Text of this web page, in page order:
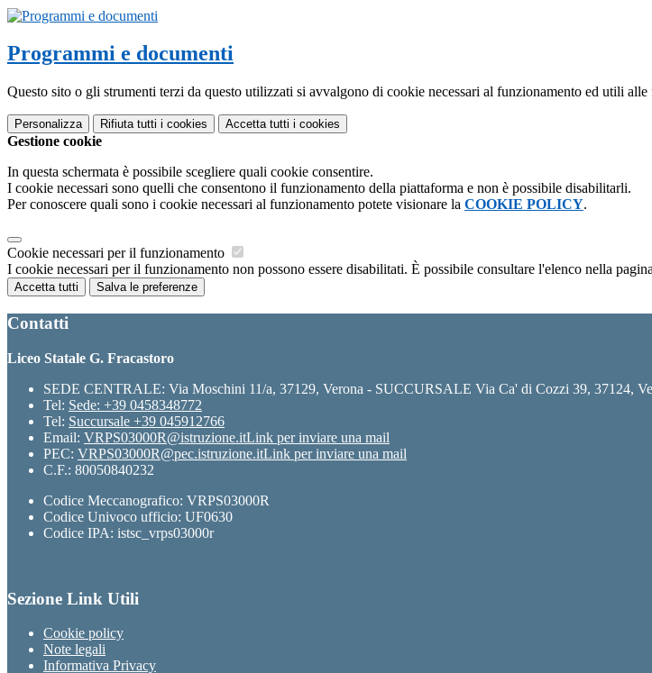
Programmi e documenti
Questo sito o gli strumenti terzi da questo utilizzati si avvalgono di cookie necessari al funzionamento ed utili
Personalizza Rifiuta tutti i cookies Accetta tutti i cookies
Gestione cookie
In questa schermata è possibile scegliere quali cookie consentire.
I cookie necessari sono quelli che consentono il funzionamento della piattaforma e non è possibile disabilitarli.
Per conoscere quali sono i cookie necessari al funzionamento potete visionare la COOKIE POLICY.
Cookie necessari per il funzionamento
I cookie necessari per il funzionamento non possono essere disabilitati. È possibile consultare l'elenco nella
Accetta tutti Salva le preferenze
Contatti
Liceo Statale G. Fracastoro
SEDE CENTRALE: Via Moschini 11/a, 37129, Verona - SUCCURSALE Via Ca' di Cozzi 39, 37124,
Tel: Sede: +39 0458348772
Tel: Succursale +39 045912766
Email: VRPS03000R@istruzione.itLink per inviare una mail
PEC: VRPS03000R@pec.istruzione.itLink per inviare una mail
C.F.: 80050840232
Codice Meccanografico: VRPS03000R
Codice Univoco ufficio: UF0630
Codice IPA: istsc_vrps03000r
Sezione Link Utili
Cookie policy
Note legali
Informativa Privacy